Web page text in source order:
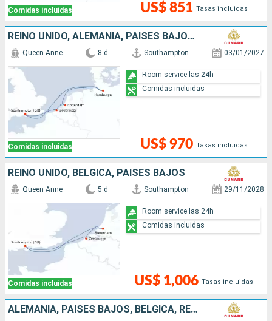
Comidas incluidas US$ 851 Tasas incluidas
REINO UNIDO, ALEMANIA, PAISES BAJOS, BÉLGICA
Comidas incluidas
Queen Anne 8 d Southampton 03/01/2027
US$ 970 Tasas incluidas
Room service las 24h
Comidas incluidas
REINO UNIDO, BÉLGICA, PAISES BAJOS
Comidas incluidas
Queen Anne 5 d Southampton 29/11/2028
US$ 1,006 Tasas incluidas
Room service las 24h
Comidas incluidas
ALEMANIA, PAISES BAJOS, BÉLGICA, REINO UNIDO